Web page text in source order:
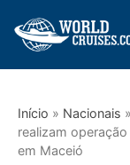
Início » Nacionais »
realizam
em Maceió